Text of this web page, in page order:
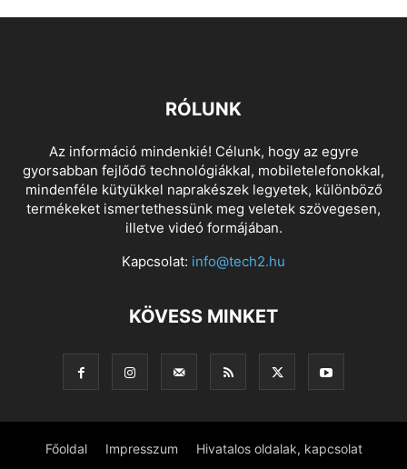
RÓLUNK
Az információ mindenkié! Célunk, hogy az egyre
gyorsabban fejlődő technológiákkal, mobiletelefonokkal,
mindenféle kütyükkel naprakészek legyetek, különböző
termékeket ismertethessünk meg veletek szövegesen,
illetve videó formájában.
Kapcsolat: info@tech2.hu
KÖVESS MINKET
Főoldal Impresszum Hivatalos oldalak, kapcsolat